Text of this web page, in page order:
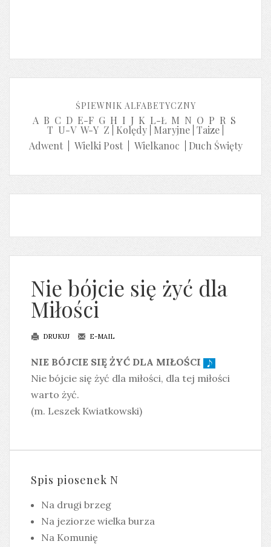
ŚPIEWNIK ALFABETYCZNY
A B C D E-F G H I J K L-Ł M N O P R S
T U-V W-Y Z Kolędy Maryjne Taize
Adwent| Wielki Post| Wielkanoc Duch Święty
Nie bójcie się żyć dla
Miłości
DRUKUJ E-MAIL
NIE BÓJCIE SIĘ ŻYĆ DLA MIŁOŚCI
Nie bójcie się żyć dla miłości, dla tej miłości
warto żyć.
(m. Leszek Kwiatkowski)
Spis piosenek N
Na drugi brzeg
Na jeziorze wielka burza
Na Komunię